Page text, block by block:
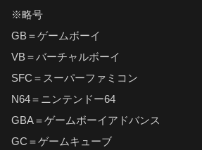
※略号
GB＝ゲームボーイ
VB＝バーチャルボーイ
SFC＝スーパーファミコン
N64＝ニンテンドー64
GBA＝ゲームボーイアドバンス
GC＝ゲームキューブ